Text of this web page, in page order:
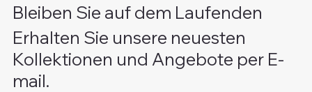
Bleiben Sie auf dem Laufenden
Erhalten Sie unsere neuesten
Kollektionen und Angebote per E-
mail.